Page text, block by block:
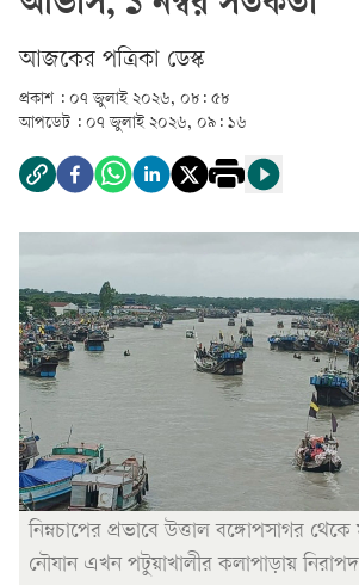
আজকের পত্রিকা ডেস্ক­
প্রকাশ : ০৭ জুলাই ২০২৬, ০৮: ৫৮
আপডেট : ০৭ জুলাই ২০২৬, ০৯: ১৬
নিম্নচাপের প্রভাবে উত্তাল বঙ্গোপসাগর
নৌযান এখন পটুয়াখালীর কলাপাড়ায়